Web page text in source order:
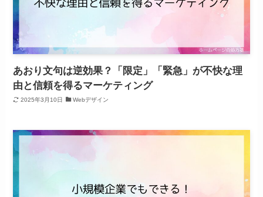
あおり文句は逆効果？「限定」「緊急」が不快な理
由と信頼を得るマーケティング
2025年3月10日 Webデザイン